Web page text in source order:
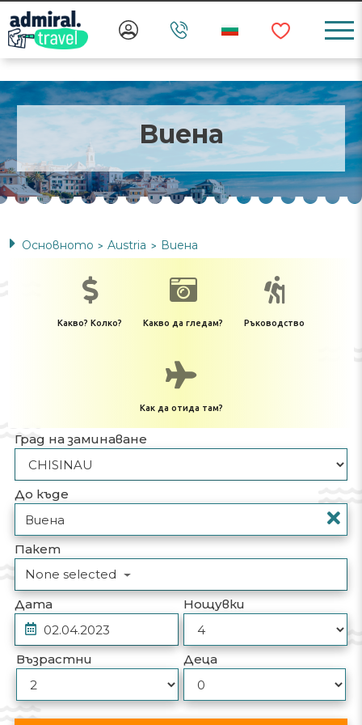
Виена
Основното > Austria > Виена
Какво? Колко? Какво да гледам? Ръководство
Как да отида там?
Град на заминаване
До къде
Пакет
None selected
Дата
Нощувки
Възрастни Деца